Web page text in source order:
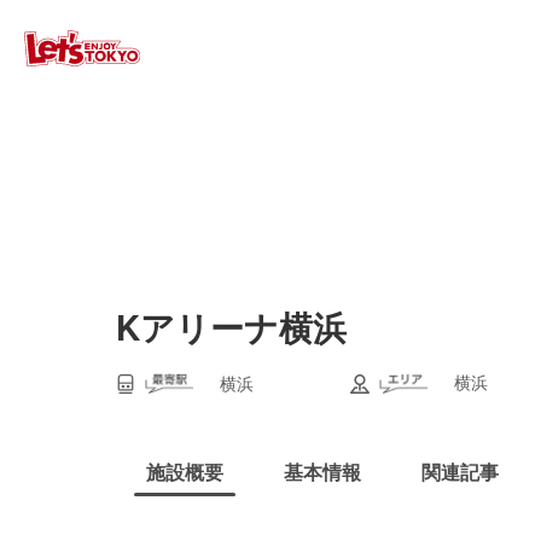
Kアリーナ横浜
横浜 横浜
施設概要 基本情報 関連記事